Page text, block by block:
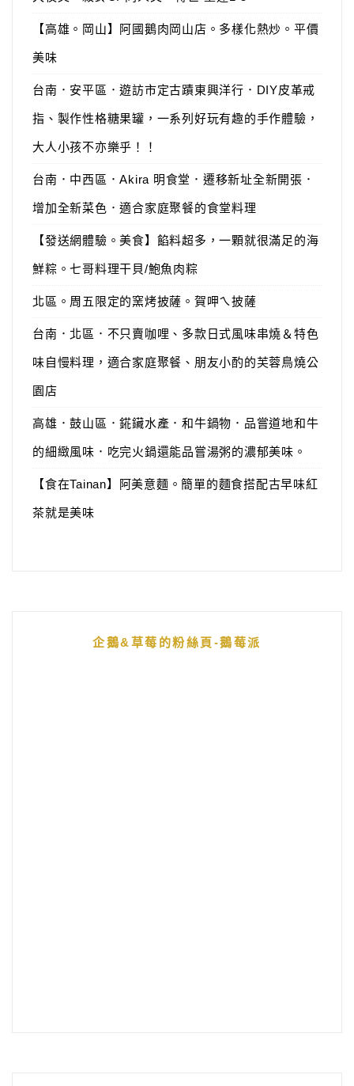
【高雄。岡山】阿國鵝肉岡山店。多樣化熱炒。平價
美味
台南．安平區．遊訪市定古蹟東興洋行．DIY皮革戒
指、製作性格糖果罐，一系列好玩有趣的手作體驗，
大人小孩不亦樂乎！！
台南．中西區．Akira 明食堂．遷移新址全新開張．
增加全新菜色．適合家庭聚餐的食堂料理
【發送網體驗。美食】餡料超多，一顆就很滿足的海
鮮粽。七哥料理干貝/鮑魚肉粽
北區。周五限定的窯烤披薩。賀呷ㄟ披薩
台南．北區．不只賣咖哩、多款日式風味串燒＆特色
味自慢料理，適合家庭聚餐、朋友小酌的芙蓉鳥燒公
園店
高雄．鼓山區．錵鑶水產．和牛鍋物．品嘗道地和牛
的細緻風味．吃完火鍋還能品嘗湯粥的濃郁美味。
【食在Tainan】阿美意麵。簡單的麵食搭配古早味紅
茶就是美味
企鵝&草莓的粉絲頁-鵝莓派